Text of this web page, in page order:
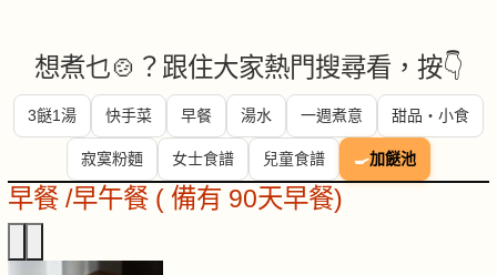
想煮乜🍲？跟住大家熱門搜尋看，按👇
3餸1湯 快手菜 早餐 湯水 一週煮意 甜品・小食
寂寞粉麵 女士食譜 兒童食譜 🍳加餸池
早餐 /早午餐 ( 備有 90天早餐)